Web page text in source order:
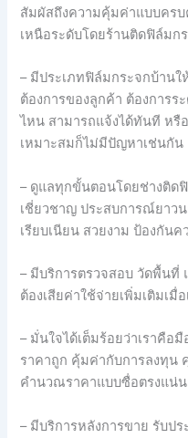
สัมผัสถึงความคุ้มค่าแบบคร
เหนือระดับโดยร้านติดฟิล์มก
– มีประเภทฟิล์มกระจกบ้าน
ต้องการของลูกค้า ต้องการ
ไหน สามารถแจ้งได้ทันที หรื
เหมาะสมก็ไม่มีปัญหาเช่นกัน
– ดูแลทุกขั้นตอนโดยช่างติด
เชี่ยวชาญ ประสบการณ์ยาว
เรียบเนียน สวยงาม ป้องกัน
– มีบริการตรวจสอบ วัดพื้นที่
ต้องเสียค่าใช้จ่ายเพิ่มเติมเมื่
– มั่นใจได้เต็มร้อยว่าเราคื
ราคาถูก คุ้มค่ากับการลงทุน
คำนวณราคาแบบซื่อตรงแน่
– มีบริการหลังการขาย รับป